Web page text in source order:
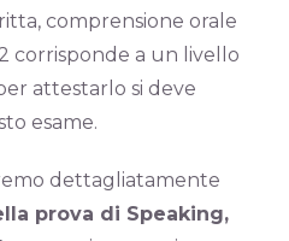
comprensione orale
corrisponde a un livello
attestarlo si deve
esame.
dettagliatamente
prova di Speaking,